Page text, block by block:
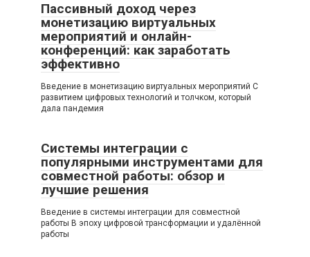
Пассивный доход через
монетизацию виртуальных
мероприятий и онлайн-
конференций: как заработать
эффективно
Введение в монетизацию виртуальных мероприятий С
развитием цифровых технологий и толчком, который
дала пандемия
Системы интеграции с
популярными инструментами для
совместной работы: обзор и
лучшие решения
Введение в системы интеграции для совместной
работы В эпоху цифровой трансформации и удалённой
работы